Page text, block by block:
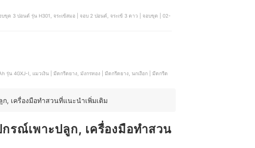
, เครื่องมือทำสวนที่แนะนำเพิ่มเติม
รณ์เพาะปลูก, เครื่องมือทำสวน